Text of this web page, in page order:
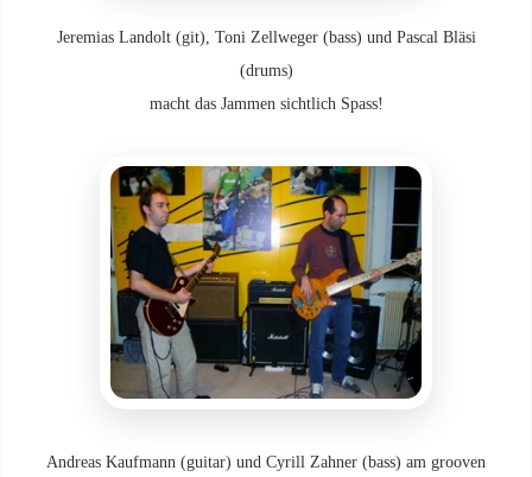
Jeremias Landolt (git), Toni Zellweger (bass) und Pascal Bläsi
(drums)
macht das Jammen sichtlich Spass!
Andreas Kaufmann (guitar) und Cyrill Zahner (bass) am grooven